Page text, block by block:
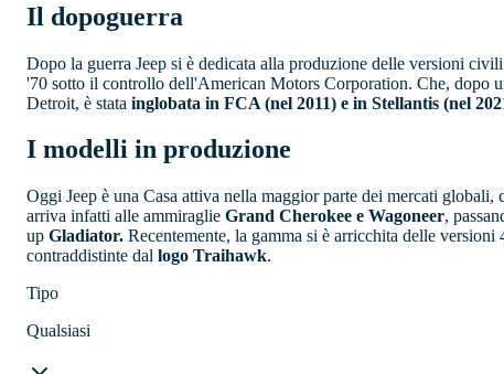
Il dopoguerra
Dopo la guerra Jeep si è dedicata alla produzione delle versioni
'70 sotto il controllo dell'American Motors Corporation. Che, dopo
Detroit, è stata inglobata in FCA (nel 2011) e in Stellantis (nel
I modelli in produzione
Oggi Jeep è una Casa attiva nella maggior parte dei mercati
arriva infatti alle ammiraglie Grand Cherokee e Wagoneer,
up Gladiator. Recentemente, la gamma si è arricchita delle
contraddistinte dal logo Traihawk.
Tipo
Qualsiasi